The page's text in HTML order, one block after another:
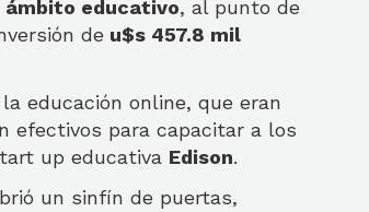
ámbito educativo, al punto de
de u$s 457.8 mil
educación online, que eran
efectivos para capacitar a los
up educativa Edison.
un sinfín de puertas,